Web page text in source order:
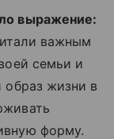
выражение:
важным
семьи и
образ жизни в
форму.